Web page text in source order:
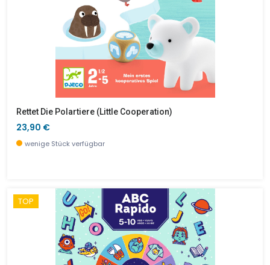
Rettet Die Polartiere (little Cooperation)
23,90 €
wenige Stück verfügbar
TOP